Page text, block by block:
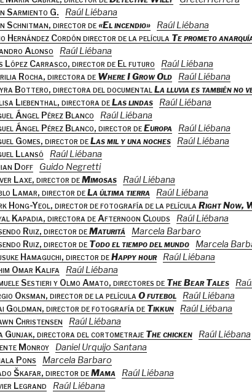
Sarmiento G.
Raúl Liébana
Schnitman, director de«El incendio»
Raúl Liébana
Hernández Cordón director de la película Te prometo
Alonso
Raúl Liébana
López Carrasco, director de El futuro
Raúl Liébana
Rocha, directora de Where I Grow Old
Raúl Liébana
Bottero, directora del documentalLa lluvia es también no
Liebenthal, directora deLas lindas
Raúl Liébana
Ángel Pérez Blanco
Raúl Liébana
Ángel Pérez Blanco, director deEuropa
Raúl Liébana
Gomes, director deLas mil y una noches
Raúl Liébana
Llansó
Raúl Liébana
Doff
Guido Negretti
Laxe, director deMimosas
Raúl Liébana
Lamar, director deLa última tierra
Raúl Liébana
Hong-Yeol, director de fotografía de la película Right Now,
Kapadia, directora de Afternoon Clouds
Raúl Liébana
Ruiz, director deMaturitá
Marcela Barbaro
Ruiz, director de Todo el tiempo del mundo
Marcela
Hamaguchi, director deHappy hour
Raúl Liébana
Omar Kalifa
Raúl Liébana
Sestieri y Olmo Amato, directores de The Bear Tales
Oksman, director de la película O futebol
Raúl Liébana
Goldman, director de fotografía de Tikkun
Raúl Liébana
Christensen
Raúl Liébana
Gunjak, directora del cortometraje The chicken
Raúl Liébana
Monroy
Daniel Urquijo Santana
Pons
Marcela Barbaro
Škafar, director deMama
Raúl Liébana
Legrand
Raúl Liébana